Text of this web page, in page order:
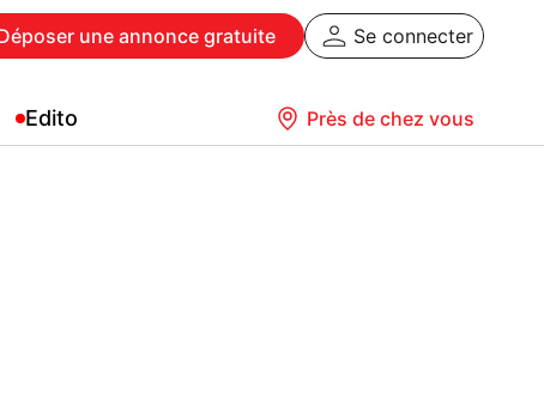
une annonce gratuite Se connecter
Edito Près de chez vous